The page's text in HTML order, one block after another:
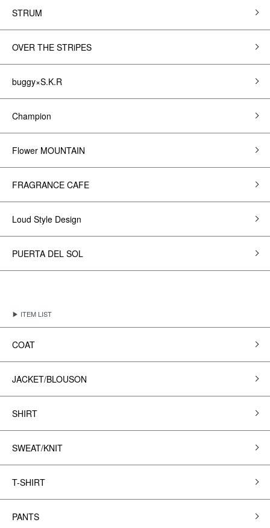
STRUM
OVER THE STRiPES
buggy×S.K.R
Champion
Flower MOUNTAIN
FRAGRANCE CAFE
Loud Style Design
PUERTA DEL SOL
▶ ITEM LIST
COAT
JACKET/BLOUSON
SHIRT
SWEAT/KNIT
T-SHIRT
PANTS